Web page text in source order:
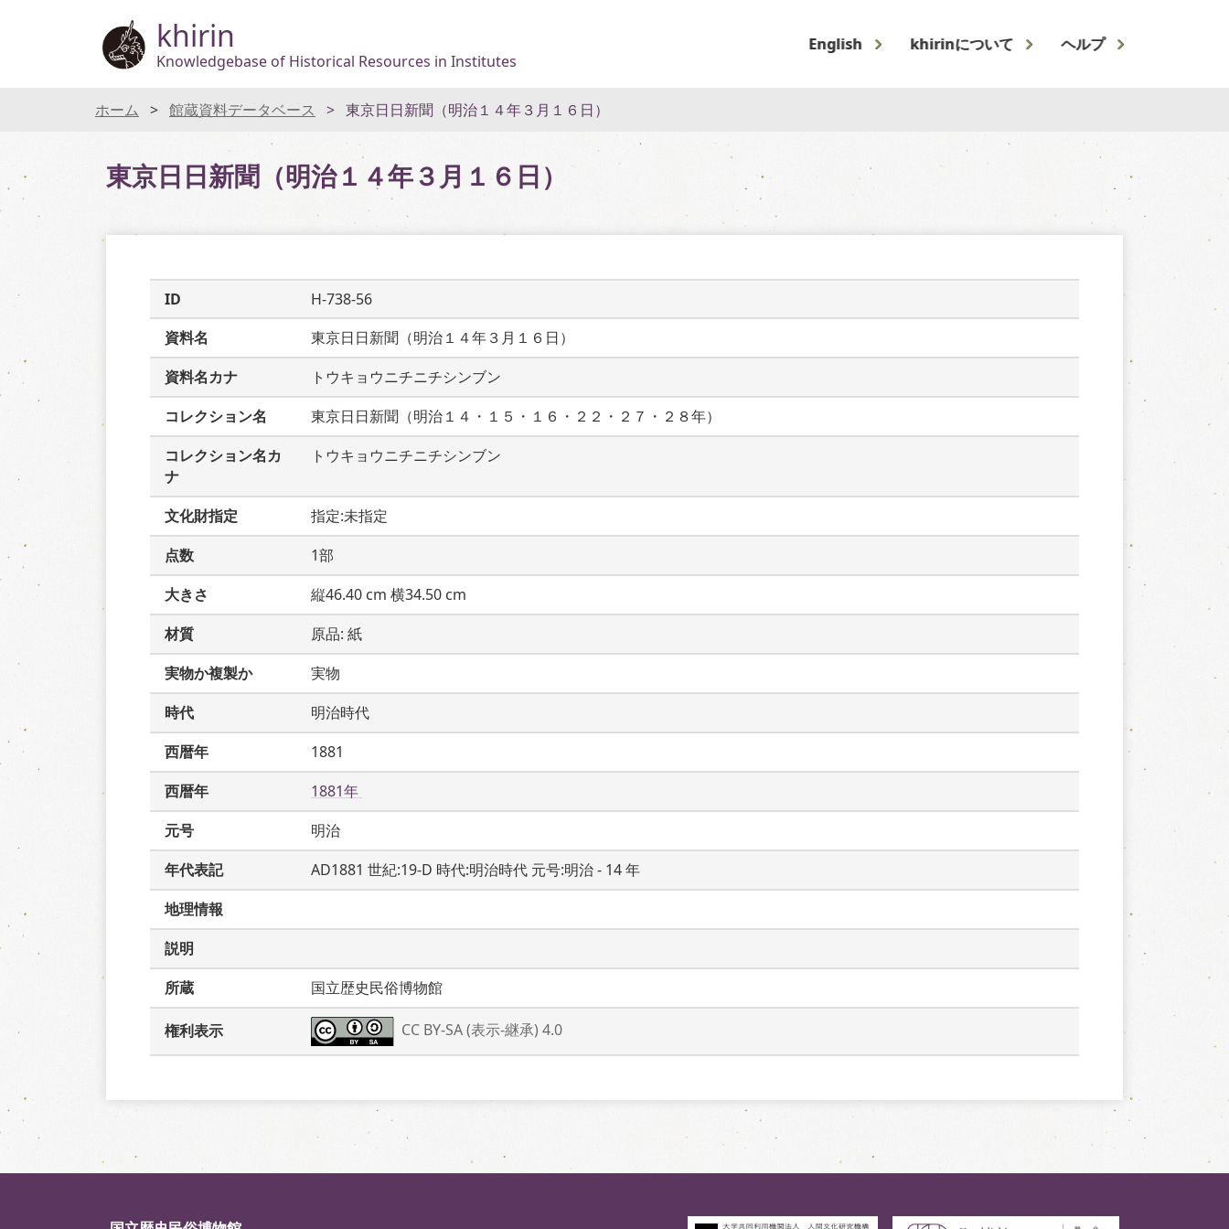
khirin
Knowledgebase of Historical Resources in Institutes
English khirinについて ヘルプ
ホーム 館蔵資料データベース 東京日日新聞（明治１４年３月１６日）
東京日日新聞（明治１４年３月１６日）
ID
H-738-56
資料名
東京日日新聞（明治１４年３月１６日）
資料名カナ
トウキョウニチニチシンブン
コレクション名
東京日日新聞（明治１４・１５・１６・２２・２７・２８年）
コレクション名カ
ナ
トウキョウニチニチシンブン
文化財指定
指定:未指定
点数
1部
大きさ
縦46.40 cm 横34.50 cm
材質
原品: 紙
実物か複製か
実物
時代
明治時代
西暦年
1881
西暦年
1881年
元号
明治
年代表記
AD1881 世紀:19-D 時代:明治時代 元号:明治 - 14 年
地理情報
説明
所蔵
国立歴史民俗博物館
権利表示 CC BY-SA (表示-継承) 4.0